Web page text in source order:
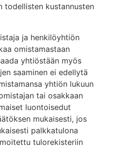
todellisten kustannusten
ja henkilöyhtiön
omistamastaan
yhtiöstään myös
saaminen ei edellytä
yhtiön lukuun
tai osakkaan
luontoisedut
mukaisesti, jos
palkkatulona
tulorekisteriin